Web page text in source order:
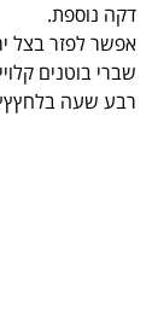
דקה נוספת.
אפשר לפזר בצל
שברי בוטנים
רבע שעה